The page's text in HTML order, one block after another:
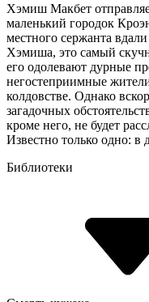
Хэмиш Макбет
маленький городок
местного сержанта
Хэмиша, это самый
его одолевают дурные
негостеприимные
колдовстве. Однако
загадочных
кроме него, не будет
Известно только одно: в
Библиотеки